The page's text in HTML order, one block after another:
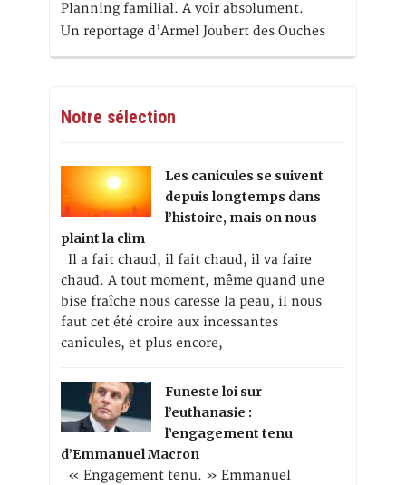
Planning familial. A voir absolument.
Un reportage d’Armel Joubert des Ouches
Notre sélection
Les canicules se suivent
depuis longtemps dans
l’histoire, mais on nous
plaint la clim
Il a fait chaud, il fait chaud, il va faire
chaud. A tout moment, même quand une
bise fraîche nous caresse la peau, il nous
faut cet été croire aux incessantes
canicules, et plus encore,
Funeste loi sur
l’euthanasie :
l’engagement tenu
d’Emmanuel Macron
« Engagement tenu. » Emmanuel